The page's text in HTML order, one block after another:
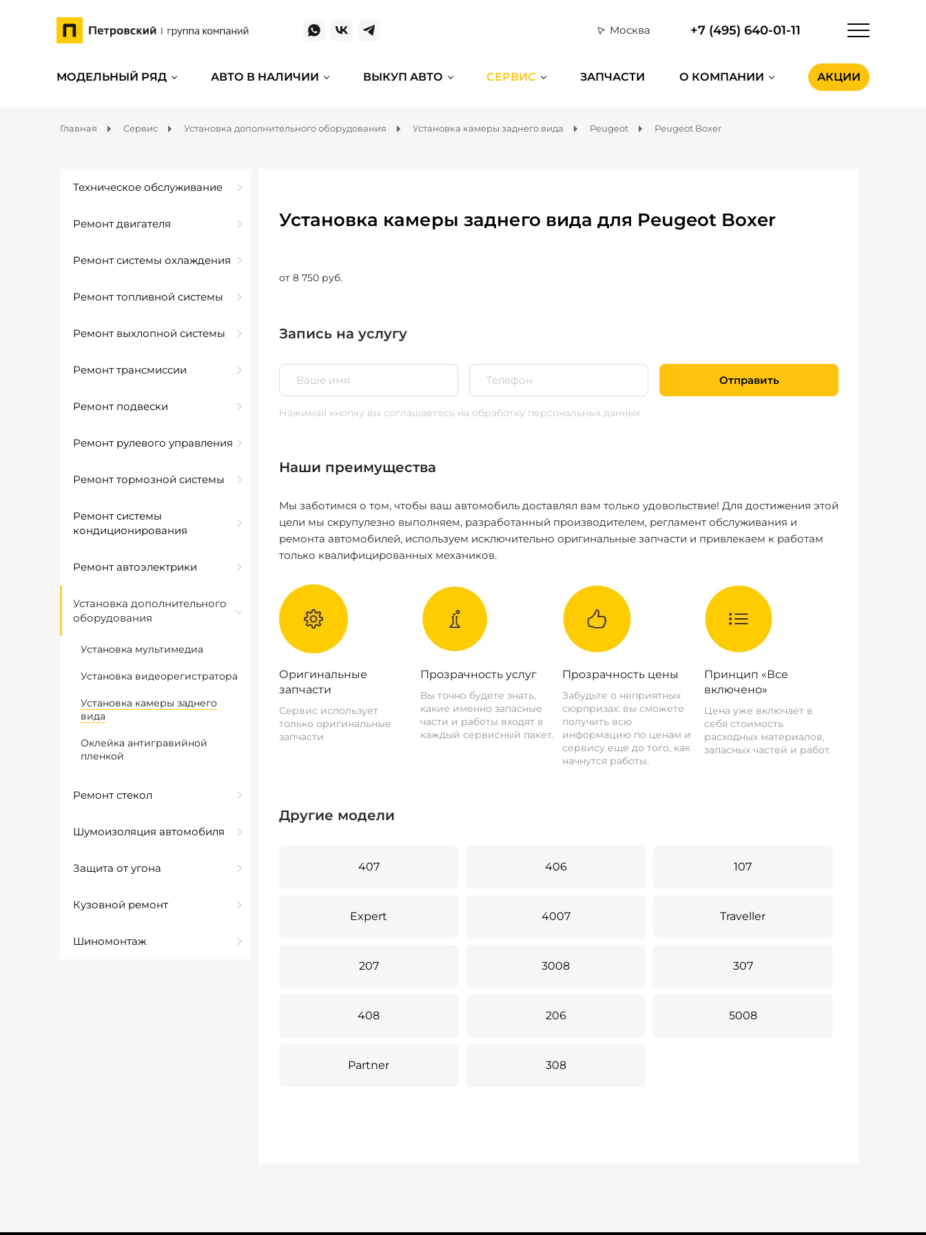
Москва +7 (495) 640-01-11
МОДЕЛЬНЫЙ РЯД АВТО В НАЛИЧИИ ВЫКУП АВТО СЕРВИС ЗАПЧАСТИ О КОМПАНИИ АКЦИИ
Главная Сервис Установка дополнительного оборудования Установка камеры заднего вида Peugeot Peugeot Boxer
Техническое обслуживание
Ремонт двигателя
Ремонт системы охлаждения
Ремонт топливной системы
Ремонт выхлопной системы
Ремонт трансмиссии
Ремонт подвески
Ремонт рулевого управления
Ремонт тормозной системы
Ремонт системы
кондиционирования
Ремонт автоэлектрики
Установка дополнительного
оборудования
Установка мультимедиа
Установка видеорегистратора
Установка камеры заднего
вида
Оклейка антигравийной
пленкой
Ремонт стекол
Шумоизоляция автомобиля
Защита от угона
Кузовной ремонт
Шиномонтаж
Установка камеры заднего вида для Peugeot Boxer
от 8 750 руб.
Запись на услугу
Отправить
Нажимая кнопку вы соглашаетесь на обработку персональных данных
Наши преимущества
Мы заботимся о том, чтобы ваш автомобиль доставлял вам только удовольствие! Для достижения этой
цели мы скрупулезно выполняем, разработанный производителем, регламент обслуживания и
ремонта автомобилей, используем исключительно оригинальные запчасти и привлекаем к работам
только квалифицированных механиков.
Оригинальные
запчасти
Сервис использует
только оригинальные
запчасти
Прозрачность услуг
Вы точно будете знать,
какие именно запасные
части и работы входят в
каждый сервисный пакет.
Прозрачность цены
Забудьте о неприятных
сюрпризах: вы сможете
получить всю
информацию по ценам и
сервису еще до того, как
начнутся работы.
Принцип «Все
включено»
Цена уже включает в
себя стоимость
расходных материалов,
запасных частей и работ.
Другие модели
407 406 107
Expert 4007 Traveller
207 3008 307
408 206 5008
Partner 308